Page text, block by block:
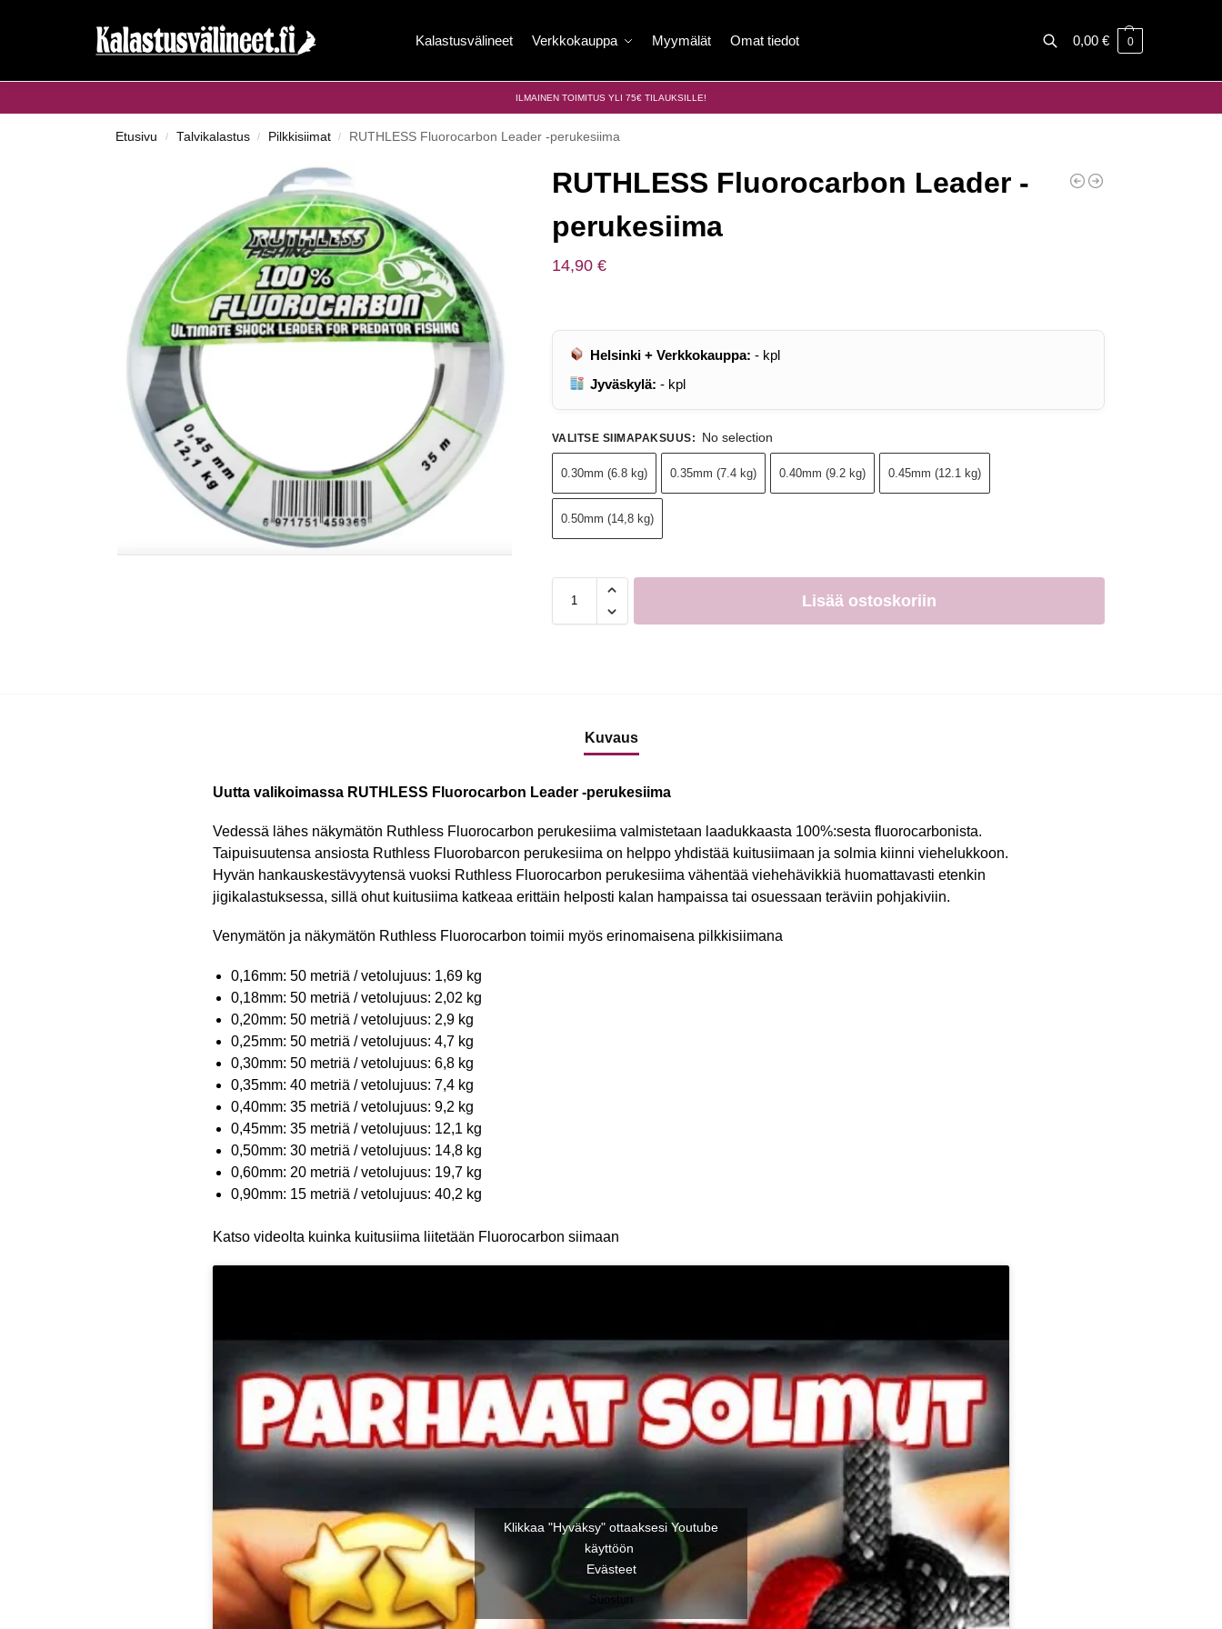
Kalastusvälineet Verkkokauppa Myymälät Omat tiedot 0,00 € 0
ILMAINEN TOIMITUS YLI 75€ TILAUKSILLE!
Etusivu / Talvikalastus / Pilkkisiimat / RUTHLESS Fluorocarbon Leader -perukesiima
RUTHLESS Fluorocarbon Leader -
perukesiima
14,90 €
Helsinki + Verkkokauppa: - kpl
Jyväskylä: - kpl
VALITSE SIIMAPAKSUUS: No selection
0.30mm (6.8 kg) 0.35mm (7.4 kg) 0.40mm (9.2 kg) 0.45mm (12.1 kg)
0.50mm (14,8 kg)
Lisää ostoskoriin
Kuvaus
Uutta valikoimassa RUTHLESS Fluorocarbon Leader -perukesiima
Vedessä lähes näkymätön Ruthless Fluorocarbon perukesiima valmistetaan laadukkaasta 100%:sesta fluorocarbonista.
Taipuisuutensa ansiosta Ruthless Fluorobarcon perukesiima on helppo yhdistää kuitusiimaan ja solmia kiinni viehelukkoon.
Hyvän hankauskestävyytensä vuoksi Ruthless Fluorocarbon perukesiima vähentää viehehävikkiä huomattavasti etenkin
jigikalastuksessa, sillä ohut kuitusiima katkeaa erittäin helposti kalan hampaissa tai osuessaan teräviin pohjakiviin.
Venymätön ja näkymätön Ruthless Fluorocarbon toimii myös erinomaisena pilkkisiimana
0,16mm: 50 metriä / vetolujuus: 1,69 kg
0,18mm: 50 metriä / vetolujuus: 2,02 kg
0,20mm: 50 metriä / vetolujuus: 2,9 kg
0,25mm: 50 metriä / vetolujuus: 4,7 kg
0,30mm: 50 metriä / vetolujuus: 6,8 kg
0,35mm: 40 metriä / vetolujuus: 7,4 kg
0,40mm: 35 metriä / vetolujuus: 9,2 kg
0,45mm: 35 metriä / vetolujuus: 12,1 kg
0,50mm: 30 metriä / vetolujuus: 14,8 kg
0,60mm: 20 metriä / vetolujuus: 19,7 kg
0,90mm: 15 metriä / vetolujuus: 40,2 kg
Katso videolta kuinka kuitusiima liitetään Fluorocarbon siimaan
Klikkaa "Hyväksy" ottaaksesi Youtube
käyttöön
Evästeet
Suostun